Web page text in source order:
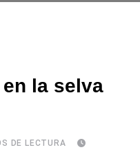
la selva
DE LECTURA